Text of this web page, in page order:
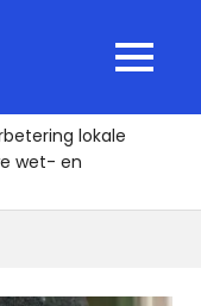
MENU
lokale
wet- en